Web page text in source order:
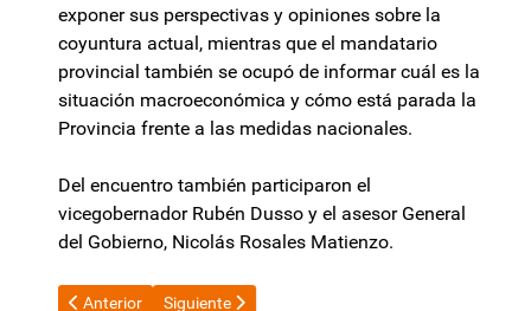
exponer sus perspectivas y opiniones sobre la
coyuntura actual, mientras que el mandatario
provincial también se ocupó de informar cuál es la
situación macroeconómica y cómo está parada la
Provincia frente a las medidas nacionales.
Del encuentro también participaron el
vicegobernador Rubén Dusso y el asesor General
del Gobierno, Nicolás Rosales Matienzo.
Artículo anterior: “Las cosas las resuelve el Presidente de
Anterior Artículo siguiente: Dengue: 14 provincias
Siguiente